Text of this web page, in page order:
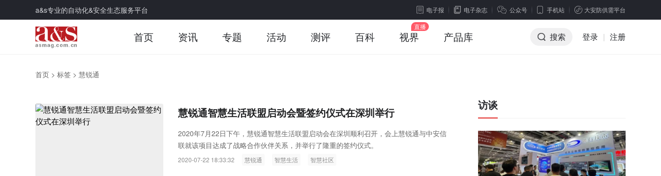
a&s专业的自动化&安全生态服务平台 电子报 电子杂志 公众号 手机站 大安防供需平台
首页 资讯 专题 活动 测评 百科 视界 产品库 搜索 登录 | 注册
首页 > 标签 > 慧锐通
慧锐通智慧生活联盟启动会暨签约仪式在深圳举行
2020年7月22日下午，慧锐通智慧生活联盟启动会在深圳顺利召开，会上慧锐通与中安信
联就该项目达成了战略合作伙伴关系，并举行了隆重的签约仪式。
2020-07-22 18:33:32 慧锐通 智慧生活 智慧社区
访谈